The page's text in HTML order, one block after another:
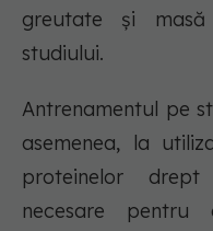
greutate și
studiului.
Antrenamentul pe
asemenea, la
proteinelor
necesare pentru